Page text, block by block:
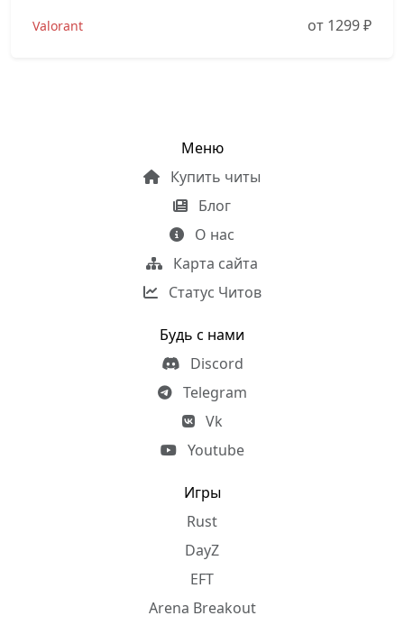
Valorant от 1299₽
Меню
Купить читы
Блог
О нас
Карта сайта
Статус Читов
Будь с нами
Discord
Telegram
Vk
Youtube
Игры
Rust
DayZ
EFT
Arena Breakout